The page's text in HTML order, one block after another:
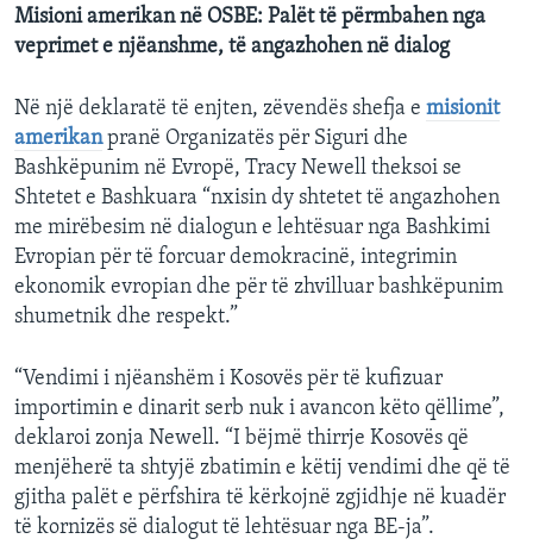
Misioni amerikan në OSBE: Palët të përmbahen nga
veprimet e njëanshme, të angazhohen në dialog
Në një deklaratë të enjten, zëvendës shefja e misionit
amerikanpranë Organizatës për Siguri dhe
Bashkëpunim në Evropë, Tracy Newell theksoi se
Shtetet e Bashkuara “nxisin dy shtetet të angazhohen
me mirëbesim në dialogun e lehtësuar nga Bashkimi
Evropian për të forcuar demokracinë, integrimin
ekonomik evropian dhe për të zhvilluar bashkëpunim
shumetnik dhe respekt.”
“Vendimi i njëanshëm i Kosovës për të kufizuar
importimin e dinarit serb nuk i avancon këto qëllime”,
deklaroi zonja Newell. “I bëjmë thirrje Kosovës që
menjëherë ta shtyjë zbatimin e këtij vendimi dhe që të
gjitha palët e përfshira të kërkojnë zgjidhje në kuadër
të kornizës së dialogut të lehtësuar nga BE-ja”.